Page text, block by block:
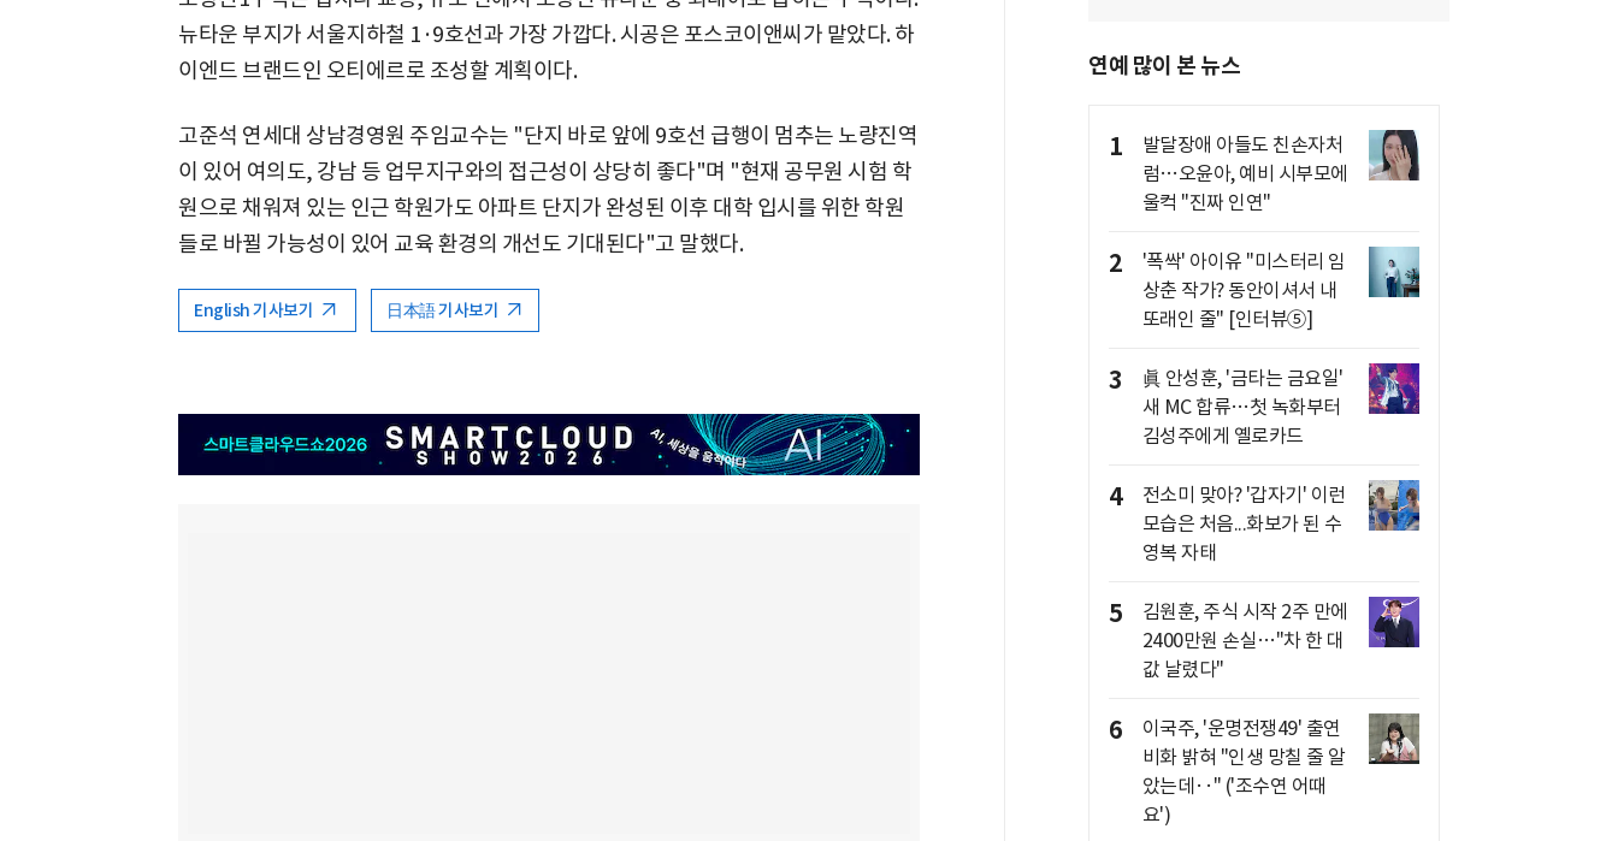
뉴타운 부지가 서울지하철 1·9호선과 가장 가깝다. 시공은 포스코이앤씨가 맡았다. 하
이엔드 브랜드인 오티에르로 조성할 계획이다.
고준석 연세대 상남경영원 주임교수는 "단지 바로 앞에 9호선 급행이 멈추는 노량진역
이 있어 여의도, 강남 등 업무지구와의 접근성이 상당히 좋다"며 "현재 공무원 시험 학
원으로 채워져 있는 인근 학원가도 아파트 단지가 완성된 이후 대학 입시를 위한 학원
들로 바뀔 가능성이 있어 교육 환경의 개선도 기대된다"고 말했다.
English 기사보기 日本語 기사보기
연예 많이 본 뉴스
1
발달장애 아들도 친손자처
럼…오윤아, 예비 시부모에
울컥 "진짜 인연"
2
'폭싹' 아이유 "미스터리 임
상춘 작가? 동안이셔서 내
또래인 줄" [인터뷰⑤]
3
眞 안성훈, '금타는 금요일'
새 MC 합류…첫 녹화부터
김성주에게 옐로카드
4
전소미 맞아? '갑자기' 이런
모습은 처음...화보가 된 수
영복 자태
5
김원훈, 주식 시작 2주 만에
2400만원 손실…"차 한 대
값 날렸다"
6
이국주, '운명전쟁49' 출연
비화 밝혀 "인생 망칠 줄 알
았는데‥" ('조수연 어때
요')